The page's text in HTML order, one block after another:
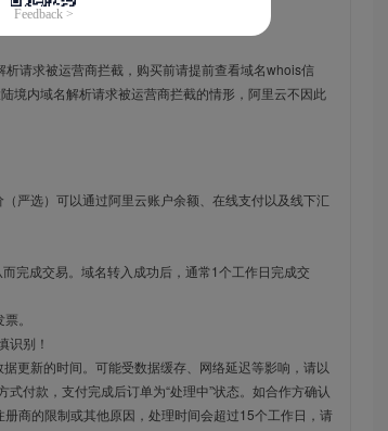
完成绑定。
请求被运营商拦截，购买前请提前查看域名whois信
境内域名解析请求被运营商拦截的情形，阿里云不因此
严选）可以通过阿里云账户余额、在线支付以及线下汇
完成交易。域名转入成功后，通常1个工作日完成交
。
识别！
更新的时间。可能受数据缓存、网络延迟等影响，请以
付款，支付完成后订单为“处理中”状态。如合作方确认
商的限制或其他原因，处理时间会超过15个工作日，请